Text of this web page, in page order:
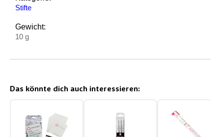
Stifte
Gewicht:
10 g
Das könnte dich auch interessieren: